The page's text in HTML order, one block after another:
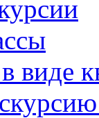
виде